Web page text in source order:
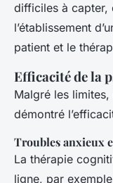
difficiles à capter,
l’établissement
patient et le
Efficacité de la
Malgré les
démontré
Troubles anxieux
La thérapie
ligne, par